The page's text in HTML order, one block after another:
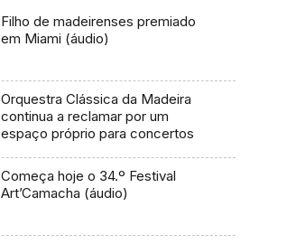
Filho de madeirenses premiado
em Miami (áudio)
Orquestra Clássica da Madeira
continua a reclamar por um
espaço próprio para concertos
Começa hoje o 34.º Festival
Art’Camacha (áudio)